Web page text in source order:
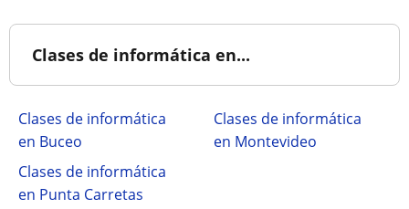
Clases de informática en...
Clases de informática
en Buceo
Clases de informática
en Montevideo
Clases de informática
en Punta Carretas